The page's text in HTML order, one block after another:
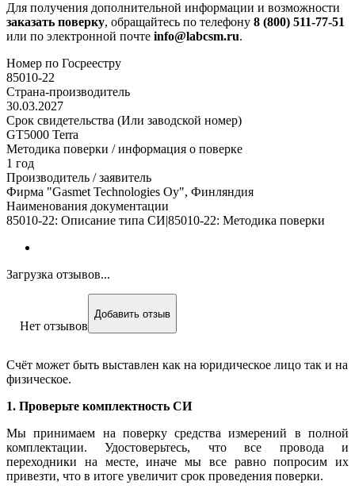
Для получения дополнительной информации и возможности
заказать поверку, обращайтесь по телефону 8 (800) 511-77-51
или по электронной почте info@labcsm.ru.
Номер по Госреестру
85010-22
Страна-производитель
30.03.2027
Срок свидетельства (Или заводской номер)
GT5000 Terra
Методика поверки / информация о поверке
1 год
Производитель / заявитель
Фирма "Gasmet Technologies Oy", Финляндия
Наименования документации
85010-22: Описание типа СИ|85010-22: Методика поверки
Загрузка отзывов...
Нет отзывов
Добавить отзыв
Счёт может быть выставлен как на юридическое лицо так и на
физическое.
1. Проверьте комплектность СИ
Мы принимаем на поверку средства измерений в полной
комплектации. Удостоверьтесь, что все провода и
переходники на месте, иначе мы все равно попросим их
привезти, что в итоге увеличит срок проведения поверки.